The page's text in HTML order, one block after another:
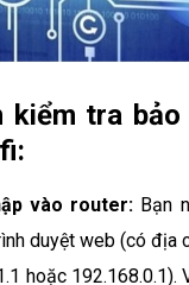
kiểm tra
vào router: Bạn
duyệt web (có địa
hoặc 192.168.0.1).